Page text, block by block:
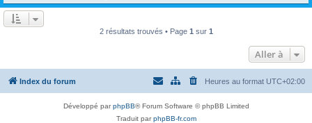
2 résultats trouvés • Page 1 sur 1
Aller à
Index du forum Heures au format UTC+02:00
Développé parphpBB® Forum Software © phpBB Limited
Traduit parphpBB-fr.com